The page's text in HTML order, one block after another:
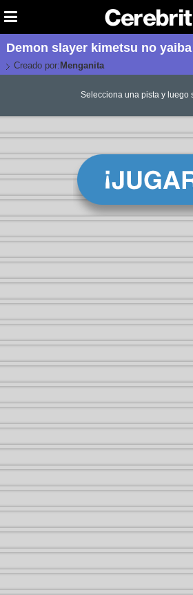
Demon slayer kimetsu no
Creado por: Menganita
Selecciona una pista y luego